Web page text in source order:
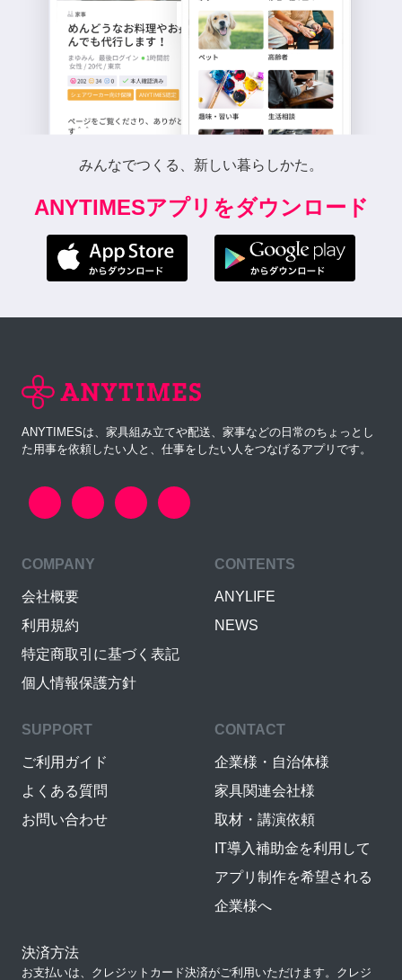
みんなでつくる、新しい暮らしかた。
ANYTIMESアプリをダウンロード
ANYTIMESは、家具組み立てや配送、家事などの日常のちょっとし
た用事を依頼したい人と、仕事をしたい人をつなげるアプリです。
COMPANY
会社概要
利用規約
特定商取引に基づく表記
個人情報保護方針
CONTENTS
ANYLIFE
NEWS
SUPPORT
ご利用ガイド
よくある質問
お問い合わせ
CONTACT
企業様・自治体様
家具関連会社様
取材・講演依頼
IT導入補助金を利用して
アプリ制作を希望される
企業様へ
決済方法
お支払いは、クレジットカード決済がご利用いただけます。クレジ